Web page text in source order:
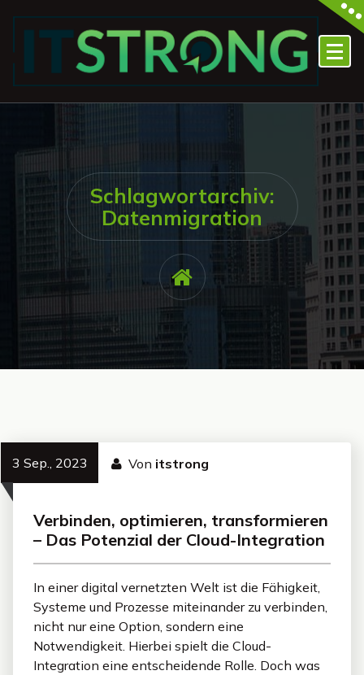
Inhalt
Schlagwortarchiv:
Datenmigration
3 Sep., 2023 Von itstrong
Verbinden, optimieren, transformieren
– Das Potenzial der Cloud-Integration
In einer digital vernetzten Welt ist die Fähigkeit,
Systeme und Prozesse miteinander zu verbinden,
nicht nur eine Option, sondern eine
Notwendigkeit. Hierbei spielt die Cloud-
Integration eine entscheidende Rolle. Doch was